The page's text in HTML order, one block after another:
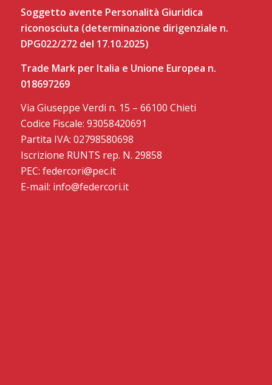
Soggetto avente Personalità Giuridica
riconosciuta (determinazione dirigenziale n.
DPG022/272 del 17.10.2025)
Trade Mark per Italia e Unione Europea n.
018697269
Via Giuseppe Verdi n. 15 – 66100 Chieti
Codice Fiscale: 93058420691
Partita IVA: 02798580698
Iscrizione RUNTS rep. N. 29858
PEC: federcori@pec.it
E-mail: info@federcori.it